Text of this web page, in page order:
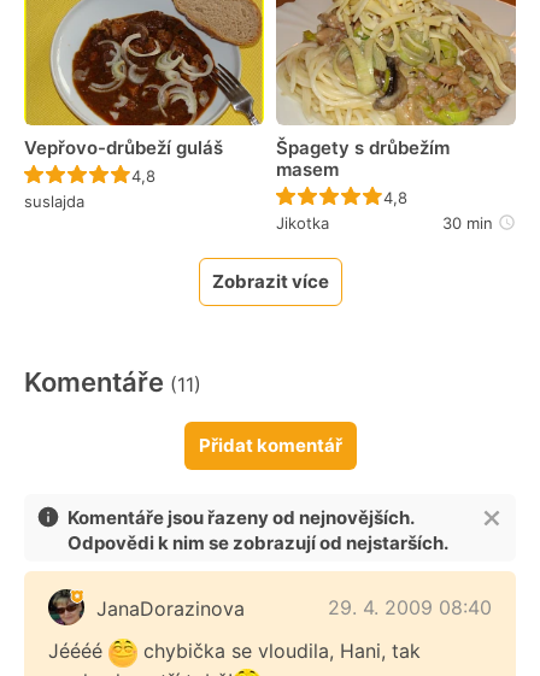
Vepřovo-drůbeží guláš
Recept ještě nebyl hodnocen
4,8
suslajda
Špagety s drůbežím
masem
Recept ještě nebyl
4,8
Jikotka
30 min
Zobrazit více
Komentáře (11)
Přidat komentář
Komentáře jsou řazeny od nejnovějších.
Odpovědi k nim se zobrazují od nejstarších.
JanaDorazinova
29. 4. 2009 08:40
Jéééé
chybička se vloudila, Hani, tak